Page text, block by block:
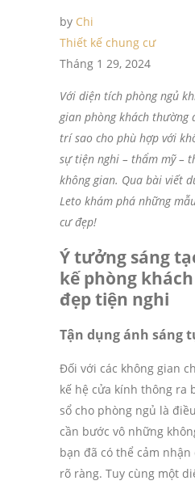
by Chi
Thiết kế chung cư
Tháng 1 29, 2024
Với diện tích phòng ngủ
gian phòng khách thường
trí sao cho phù hợp với
sự tiện nghi – thẩm mỹ –
không gian. Qua bài viết
Leto khám phá những
cư đẹp!
Ý tưởng sáng
kế phòng
đẹp tiện nghi
Tận dụng ánh sáng
Đối với các không gian
kế hệ cửa kính thông ra
sổ cho phòng ngủ là
cần bước vô những
bạn đã có thể cảm
rõ ràng. Tuy cùng một